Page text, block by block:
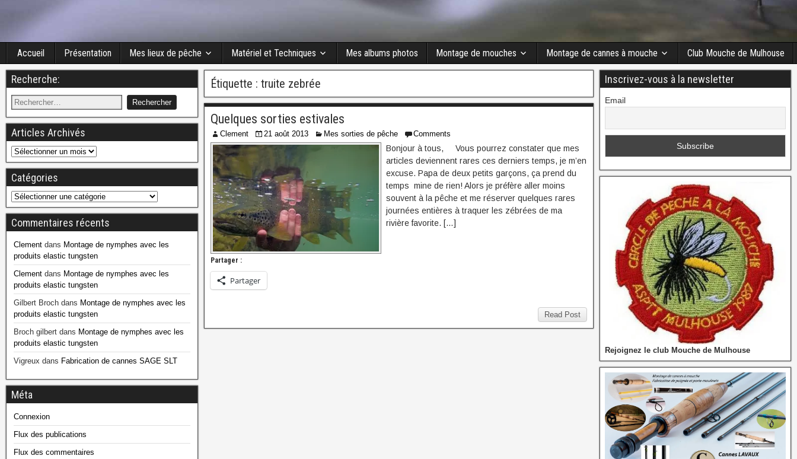
Accueil Présentation Mes lieux de pêche Matériel et Techniques Mes albums photos Montage de mouches Montage de cannes à mouche Club Mouche de Mulhouse
Étiquette : truite zebrée
Quelques sorties estivales
Clement 21 août 2013 Mes sorties de pêche Comments
Bonjour à tous, Vous pourrez constater que mes
articles deviennent rares ces derniers temps, je m’en
excuse. Papa de deux petits garçons, ça prend du
temps mine de rien! Alors je préfère aller moins
souvent à la pêche et me réserver quelques rares
journées entières à traquer les zébrées de ma
rivière favorite. […]
Partager :
Partager
Read Post
Recherche:
Articles Archivés
Catégories
Commentaires récents
Clement dans Montage de nymphes avec les
produits elastic tungsten
Clement dans Montage de nymphes avec les
produits elastic tungsten
Gilbert Broch dans Montage de nymphes avec les
produits elastic tungsten
Broch gilbert dans Montage de nymphes avec les
produits elastic tungsten
Vigreux dans Fabrication de cannes SAGE SLT
Méta
Connexion
Flux des publications
Flux des commentaires
Inscrivez-vous à la newsletter
Email
Rejoignez le club Mouche de Mulhouse